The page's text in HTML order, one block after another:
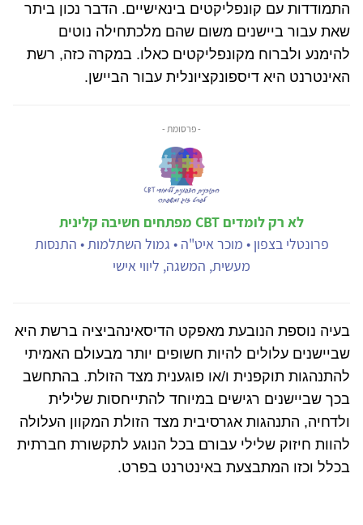
התמודדות עם קונפליקטים בינאישיים. הדבר נכון ביתר
שאת עבור ביישנים משום שהם מלכתחילה נוטים
להימנע ולברוח מקונפליקטים כאלו. במקרה כזה, רשת
האינטרנט היא דיספונקציונלית עבור הביישן.
- פרסומת -
לא רק לומדים CBT מפתחים חשיבה קלינית
פרונטלי בצפון • מוכר איט"ה • גמול השתלמות • התנסות
מעשית, המשגה, ליווי אישי
בעיה נוספת הנובעת מאפקט הדיסאינהביציה ברשת היא
שביישנים עלולים להיות חשופים יותר מבעולם האמיתי
להתנהגות תוקפנית ו/או פוגענית מצד הזולת. בהתחשב
בכך שביישנים רגישים במיוחד להתייחסות שלילית
ולדחיה, התנהגות אגרסיבית מצד הזולת המקוון העלולה
להוות חיזוק שלילי עבורם בכל הנוגע לתקשורת חברתית
בכלל וכזו המתבצעת באינטרנט בפרט.